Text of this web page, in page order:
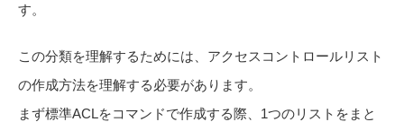
す。
この分類を理解するためには、アクセスコントロールリスト
の作成方法を理解する必要があります。
まず標準ACLをコマンドで作成する際、1つのリストをまと